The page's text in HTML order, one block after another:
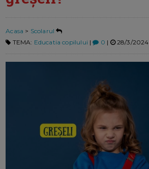
Acasa > Scolarul
TEMA: Educatia copilului | 0 | 28/3/2024